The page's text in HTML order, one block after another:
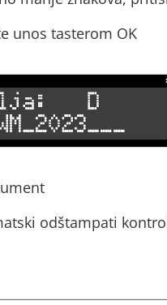
unos tasterom OK
odštampati